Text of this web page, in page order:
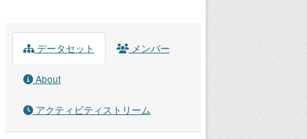
データセット メンバー
About
アクティビティストリーム